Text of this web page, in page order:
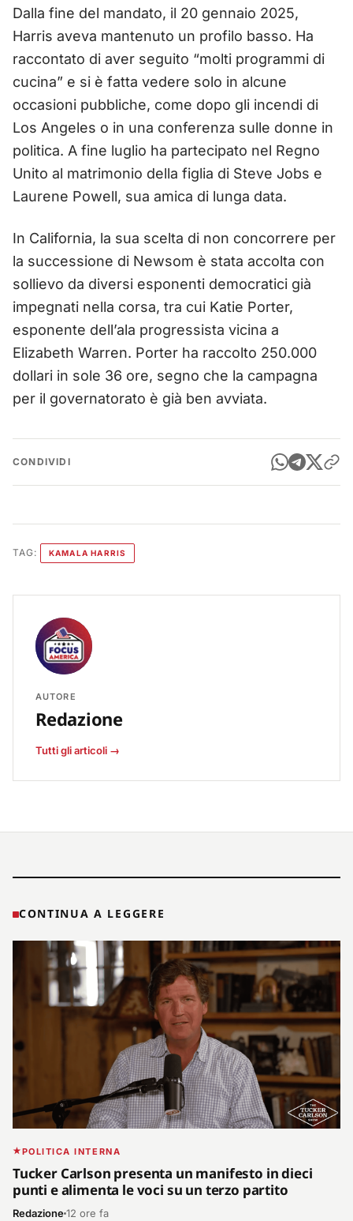
Dalla fine del mandato, il 20 gennaio 2025,
Harris aveva mantenuto un profilo basso. Ha
raccontato di aver seguito “molti programmi di
cucina” e si è fatta vedere solo in alcune
occasioni pubbliche, come dopo gli incendi di
Los Angeles o in una conferenza sulle donne in
politica. A fine luglio ha partecipato nel Regno
Unito al matrimonio della figlia di Steve Jobs e
Laurene Powell, sua amica di lunga data.
In California, la sua scelta di non concorrere per
la successione di Newsom è stata accolta con
sollievo da diversi esponenti democratici già
impegnati nella corsa, tra cui Katie Porter,
esponente dell’ala progressista vicina a
Elizabeth Warren. Porter ha raccolto 250.000
dollari in sole 36 ore, segno che la campagna
per il governatorato è già ben avviata.
CONDIVIDI
TAG: KAMALA HARRIS
AUTORE
Redazione
Tutti gli articoli →
CONTINUA A LEGGERE
POLITICA INTERNA
Tucker Carlson presenta un manifesto in dieci
punti e alimenta le voci su un terzo partito
Redazione12 ore fa